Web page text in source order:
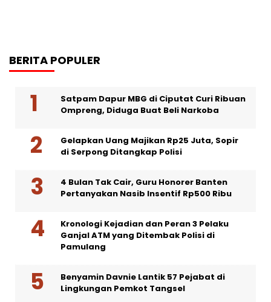
BERITA POPULER
Satpam Dapur MBG di Ciputat Curi Ribuan
Ompreng, Diduga Buat Beli Narkoba
Gelapkan Uang Majikan Rp25 Juta, Sopir
di Serpong Ditangkap Polisi
4 Bulan Tak Cair, Guru Honorer Banten
Pertanyakan Nasib Insentif Rp500 Ribu
Kronologi Kejadian dan Peran 3 Pelaku
Ganjal ATM yang Ditembak Polisi di
Pamulang
Benyamin Davnie Lantik 57 Pejabat di
Lingkungan Pemkot Tangsel